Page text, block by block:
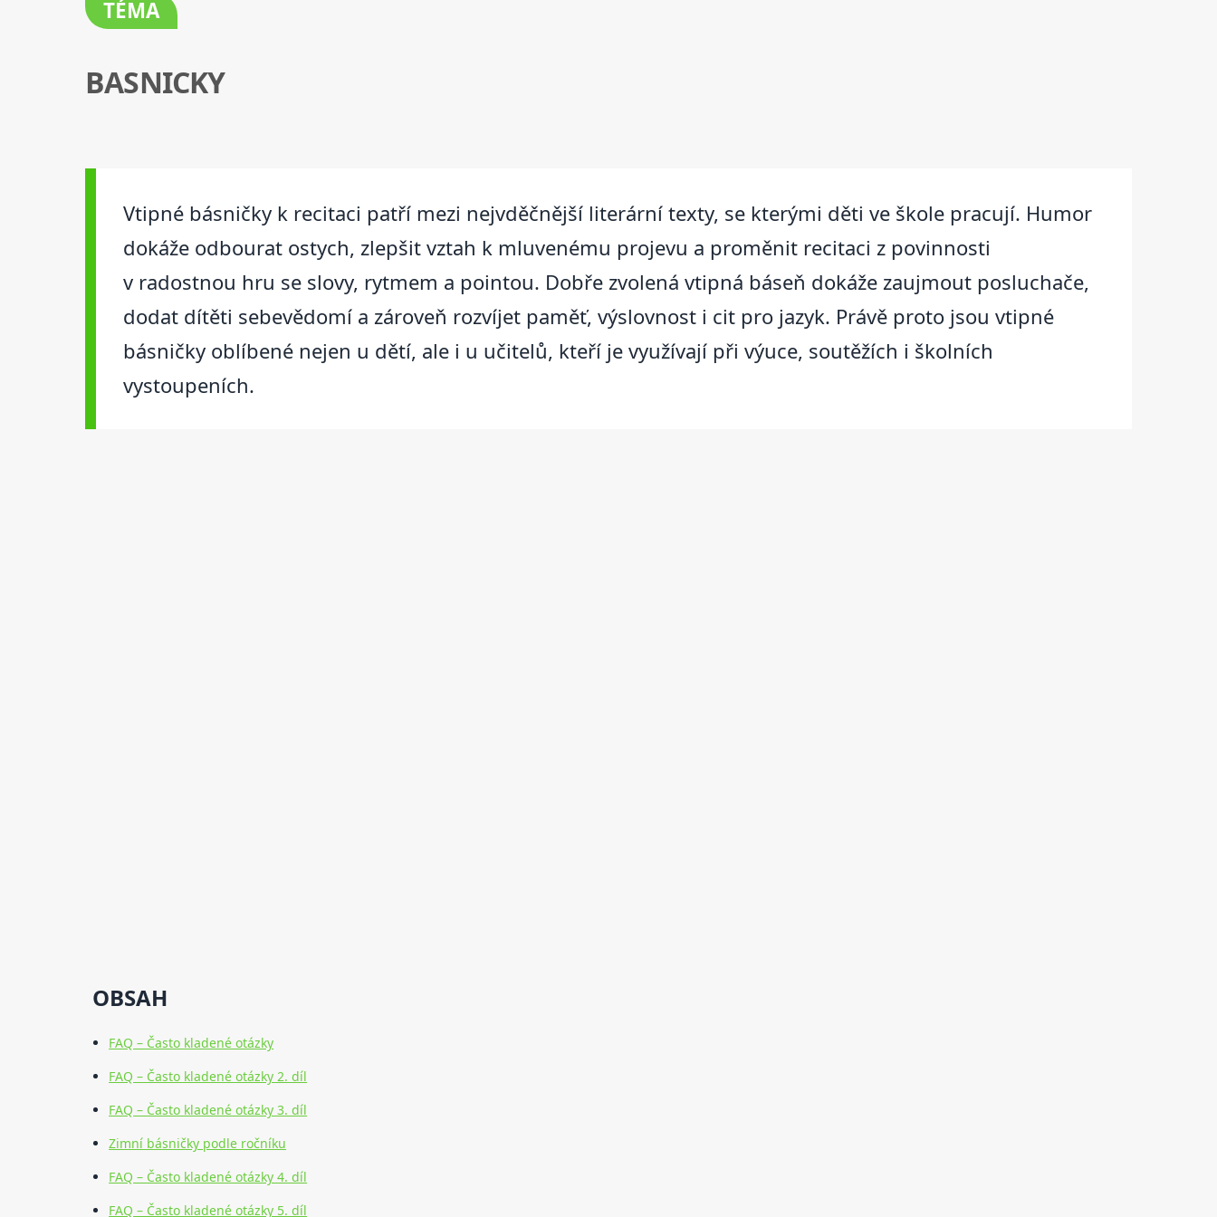
TÉMA
BASNICKY
Vtipné básničky k recitaci patří mezi nejvděčnější literární texty, se kterými děti ve škole pracují. Humor
dokáže odbourat ostych, zlepšit vztah k mluvenému projevu a proměnit recitaci z povinnosti
v radostnou hru se slovy, rytmem a pointou. Dobře zvolená vtipná báseň dokáže zaujmout posluchače,
dodat dítěti sebevědomí a zároveň rozvíjet paměť, výslovnost i cit pro jazyk. Právě proto jsou vtipné
básničky oblíbené nejen u dětí, ale i u učitelů, kteří je využívají při výuce, soutěžích i školních
vystoupeních.
OBSAH
FAQ – Často kladené otázky
FAQ – Často kladené otázky 2. díl
FAQ – Často kladené otázky 3. díl
Zimní básničky podle ročníku
FAQ – Často kladené otázky 4. díl
FAQ – Často kladené otázky 5. díl